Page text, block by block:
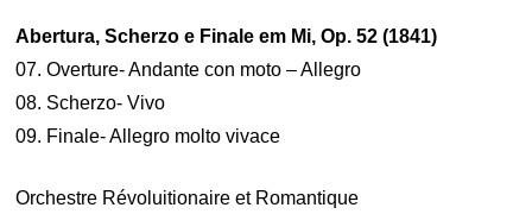
Abertura, Scherzo e Finale em Mi, Op. 52 (1841)
07. Overture- Andante con moto – Allegro
08. Scherzo- Vivo
09. Finale- Allegro molto vivace
Orchestre Révoluitionaire et Romantique